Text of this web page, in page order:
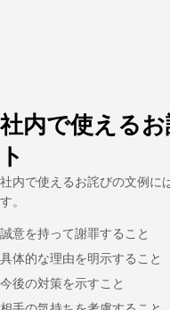
社内で使える
ト
社内で使えるお詫びの文例に
す。
誠意を持って謝罪すること
具体的な理由を明示すること
今後の対策を示すこと